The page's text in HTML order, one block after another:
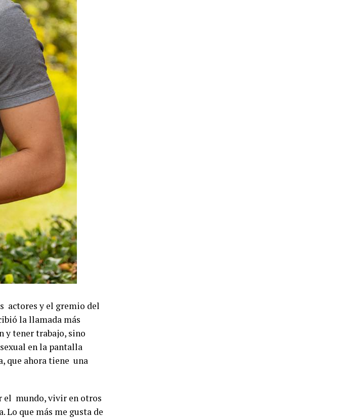
actores y el gremio del
la llamada más
y tener trabajo, sino
en la pantalla
que ahora tiene una
el mundo, vivir en otros
Lo que más me gusta de